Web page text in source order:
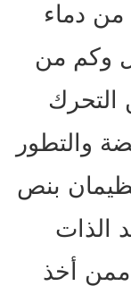
من دماء
وكم من
التحرك
والتطور
بنص
الذات
أخذ